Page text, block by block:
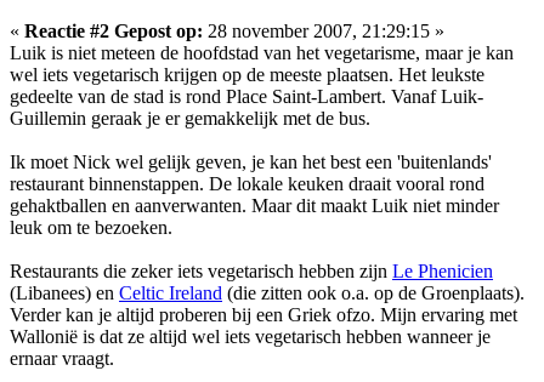
« Reactie #2 Gepost op: 28 november 2007, 21:29:15 »
Luik is niet meteen de hoofdstad van het vegetarisme, maar je kan
wel iets vegetarisch krijgen op de meeste plaatsen. Het leukste
gedeelte van de stad is rond Place Saint-Lambert. Vanaf Luik-
Guillemin geraak je er gemakkelijk met de bus.
Ik moet Nick wel gelijk geven, je kan het best een 'buitenlands'
restaurant binnenstappen. De lokale keuken draait vooral rond
gehaktballen en aanverwanten. Maar dit maakt Luik niet minder
leuk om te bezoeken.
Restaurants die zeker iets vegetarisch hebben zijn Le Phenicien
(Libanees) en Celtic Ireland (die zitten ook o.a. op de Groenplaats).
Verder kan je altijd proberen bij een Griek ofzo. Mijn ervaring met
Wallonië is dat ze altijd wel iets vegetarisch hebben wanneer je
ernaar vraagt.